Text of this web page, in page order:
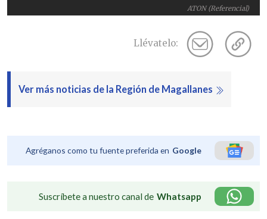
ATON (Referencial)
Llévatelo:
Ver más noticias de la Región de Magallanes
Agréganos como tu fuente preferida en Google
Suscríbete a nuestro canal de Whatsapp